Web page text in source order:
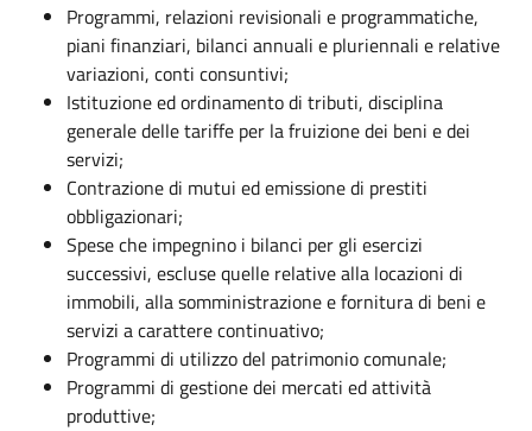
Programmi, relazioni revisionali e programmatiche,
piani finanziari, bilanci annuali e pluriennali e relative
variazioni, conti consuntivi;
Istituzione ed ordinamento di tributi, disciplina
generale delle tariffe per la fruizione dei beni e dei
servizi;
Contrazione di mutui ed emissione di prestiti
obbligazionari;
Spese che impegnino i bilanci per gli esercizi
successivi, escluse quelle relative alla locazioni di
immobili, alla somministrazione e fornitura di beni e
servizi a carattere continuativo;
Programmi di utilizzo del patrimonio comunale;
Programmi di gestione dei mercati ed attività
produttive;